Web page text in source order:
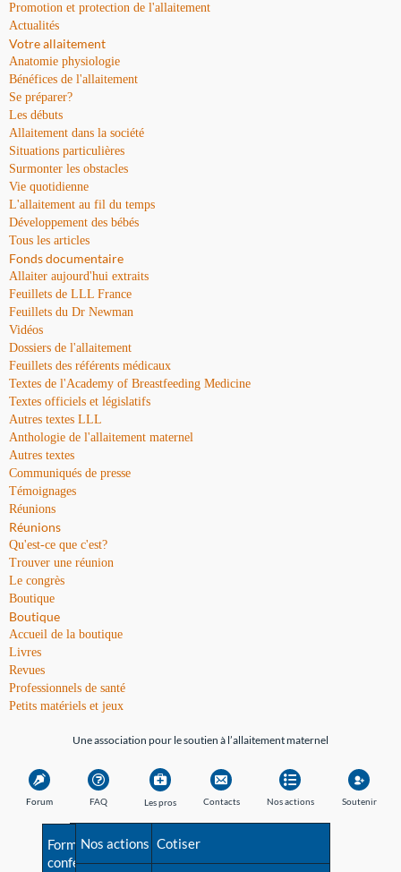
Promotion et protection de l'allaitement
Actualités
Votre allaitement
Anatomie physiologie
Bénéfices de l'allaitement
Se préparer?
Les débuts
Allaitement dans la société
Situations particulières
Surmonter les obstacles
Vie quotidienne
L'allaitement au fil du temps
Développement des bébés
Tous les articles
Fonds documentaire
Allaiter aujourd'hui extraits
Feuillets de LLL France
Feuillets du Dr Newman
Vidéos
Dossiers de l'allaitement
Feuillets des référents médicaux
Textes de l'Academy of Breastfeeding Medicine
Textes officiels et législatifs
Autres textes LLL
Anthologie de l'allaitement maternel
Autres textes
Communiqués de presse
Témoignages
Réunions
Réunions
Qu'est-ce que c'est?
Trouver une réunion
Le congrès
Boutique
Boutique
Accueil de la boutique
Livres
Revues
Professionnels de santé
Petits matériels et jeux
Une association pour le soutien à l’allaitement maternel
Forum FAQ
Avant la naissance
Les pros
Formations et
conférences
Contacts
Besoin d'aide?
Nos actions
Nos actions
Soutenir
Cotiser